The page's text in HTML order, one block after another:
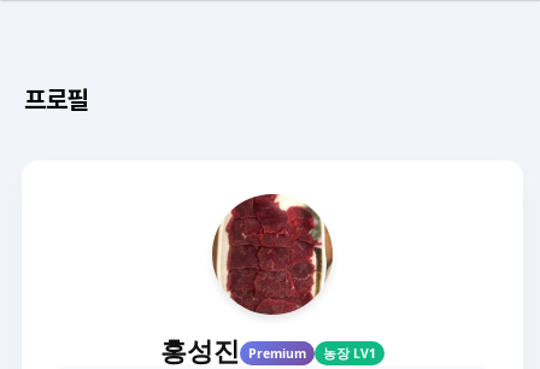
프로필
홍성진 Premium 농장 LV1